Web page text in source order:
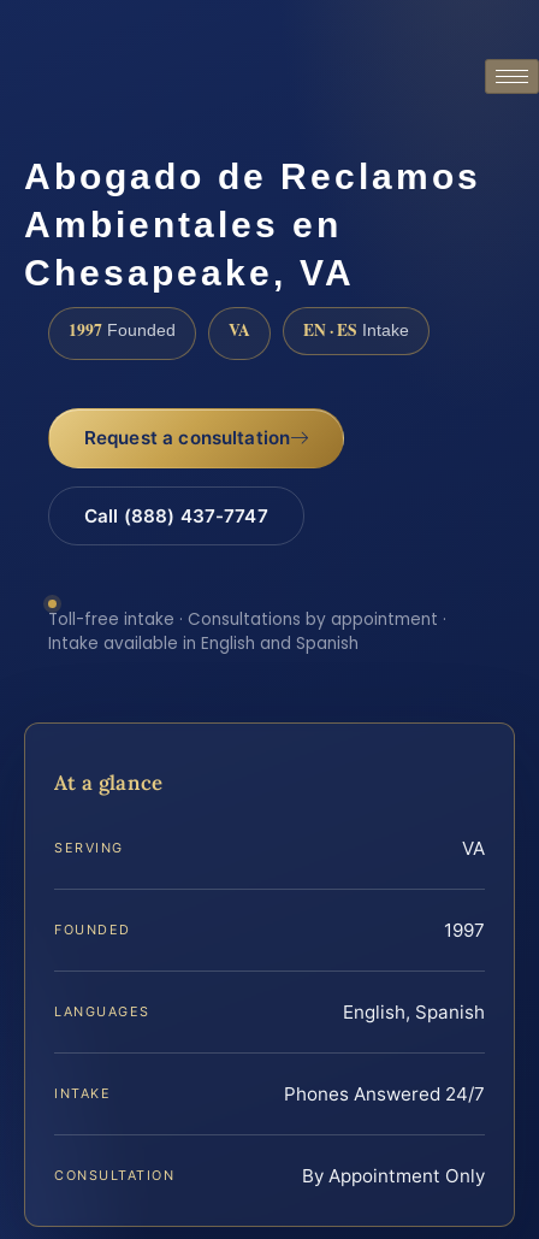
Abogado de Reclamos
Ambientales en
Chesapeake, VA
1997 Founded VA EN · ES Intake
Request a consultation
Call (888) 437-7747
Toll-free intake · Consultations by appointment ·
Intake available in English and Spanish
At a glance
SERVING VA
FOUNDED 1997
LANGUAGES English, Spanish
INTAKE Phones Answered 24/7
CONSULTATION By Appointment Only